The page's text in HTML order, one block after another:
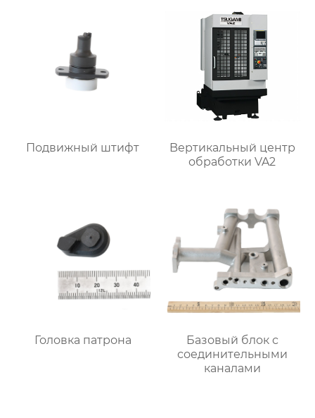
Подвижный штифт
Bертикальный центр
обработки VA2
Головка патрона
Базовый блок с
соединительными
каналами